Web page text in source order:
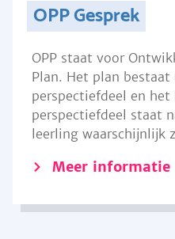
OPP Gesprek
OPP staat voor
Plan. Het plan
perspectiefdeel en
perspectiefdeel staat
leerling waarschijnlijk
Meer informatie